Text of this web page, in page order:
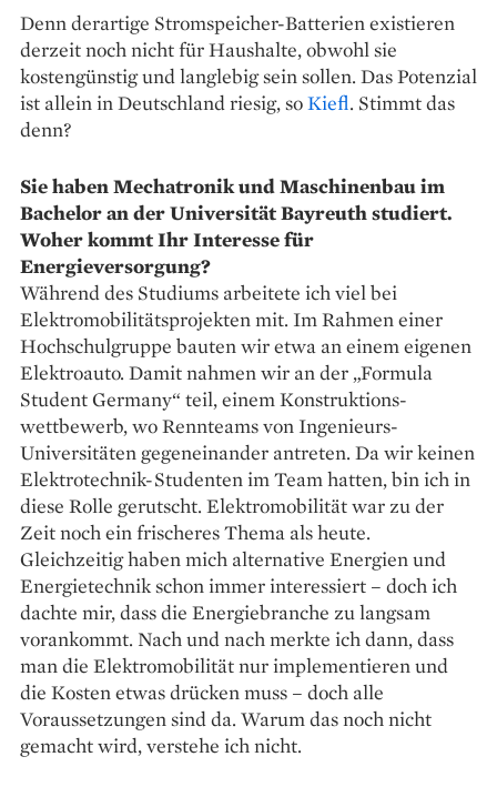
Denn derartige Stromspeicher-Batterien existieren
derzeit noch nicht für Haushalte, obwohl sie
kostengünstig und langlebig sein sollen. Das Potenzial
ist allein in Deutschland riesig, soKiefl. Stimmt das
denn?
Sie haben Mechatronik und Maschinenbau im
Bachelor an der Universität Bayreuth studiert.
Woher kommt Ihr Interesse für
Energieversorgung?
Während des Studiums arbeitete ich viel bei
Elektromobilitäts­projekten mit. Im Rahmen einer
Hochschulgruppe bauten wir etwa an einem eigenen
Elektroauto. Damit nahmen wir an der „Formula
Student Germany“ teil, einem Konstruktions­
wettbewerb, wo Rennteams von Ingenieurs-
Universitäten gegeneinander antreten. Da wir keinen
Elek­trotechnik-Studenten im Team hatten, bin ich in
diese Rolle gerutscht. Elektromobilität war zu der
Zeit noch ein frischeres Thema als heute.
Gleichzeitig haben mich alternative Energien und
Energietechnik schon immer interessiert – doch ich
dachte mir, dass die Energiebranche zu langsam
vorankommt. Nach und nach merkte ich dann, dass
man die Elektromobilität nur implementieren und
die Kosten etwas drücken muss – doch alle
Voraussetzungen sind da. Warum das noch nicht
gemacht wird, verstehe ich nicht.